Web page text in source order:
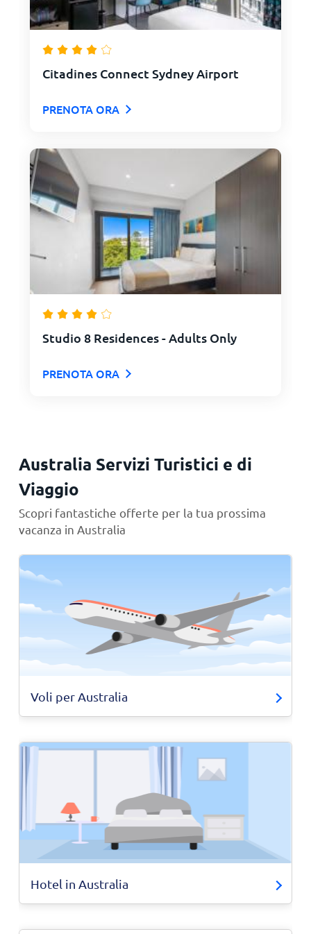
Citadines Connect Sydney Airport
PRENOTA ORA
Studio 8 Residences - Adults Only
PRENOTA ORA
Australia Servizi Turistici e di
Viaggio
Scopri fantastiche offerte per la tua prossima
vacanza in Australia
Voli per Australia
Hotel in Australia